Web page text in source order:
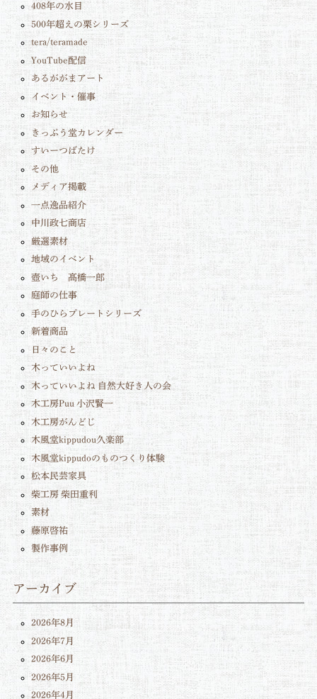
408年の水目
500年超えの栗シリーズ
tera/teramade
YouTube配信
あるががまアート
イベント・催事
お知らせ
きっぷう堂カレンダー
すいーつばたけ
その他
メディア掲載
一点逸品紹介
中川政七商店
厳選素材
地域のイベント
壺いち 髙橋一郎
庭師の仕事
手のひらプレートシリーズ
新着商品
日々のこと
木っていいよね
木っていいよね 自然大好き人の会
木工房Puu 小沢賢一
木工房がんどじ
木風堂kippudou久楽部
木風堂kippudoのものつくり体験
松本民芸家具
柴工房 柴田重利
素材
藤原啓祐
製作事例
アーカイブ
2026年8月
2026年7月
2026年6月
2026年5月
2026年4月